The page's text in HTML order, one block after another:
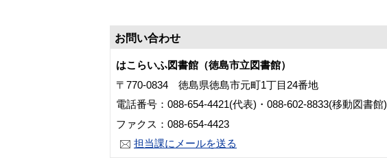
お問い合わせ
はこらいふ図書館（徳島市立図書館）
〒770-0834 徳島県徳島市元町1丁目24番地
電話番号：088-654-4421(代表)・088-602-8833(移動図書館)
ファクス：088-654-4423
担当課にメールを送る